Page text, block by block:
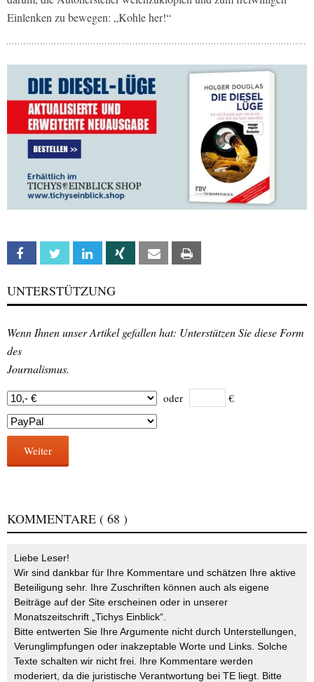
Einlenken zu bewegen: „Kohle her!“
Facebook Twitter Linkedin Xing Email
UNTERSTÜTZUNG
Wenn Ihnen unser Artikel gefallen hat: Unterstützen Sie diese Form
des
Journalismus.
oder €
Weiter
KOMMENTARE ( 68 )
Liebe Leser!
Wir sind dankbar für Ihre Kommentare und schätzen Ihre aktive
Beteiligung sehr. Ihre Zuschriften können auch als eigene
Beiträge auf der Site erscheinen oder in unserer
Monatszeitschrift „Tichys Einblick“.
Bitte entwerten Sie Ihre Argumente nicht durch Unterstellungen,
Verunglimpfungen oder inakzeptable Worte und Links. Solche
Texte schalten wir nicht frei. Ihre Kommentare werden
moderiert, da die juristische Verantwortung bei TE liegt. Bitte